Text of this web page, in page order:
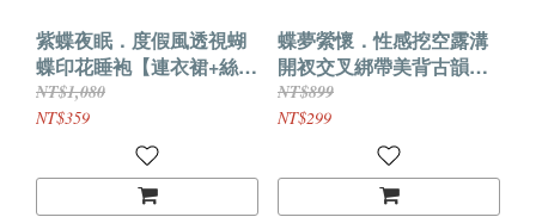
紫蝶夜眠．度假風透視蝴
蝶印花睡袍【連衣裙+絲帶
+T褲】
NT$1,080
NT$359
蝶夢縈懷．性感挖空露溝
開衩交叉綁帶美背古韻鏤
空旗袍【旗袍+T褲】
NT$899
NT$299